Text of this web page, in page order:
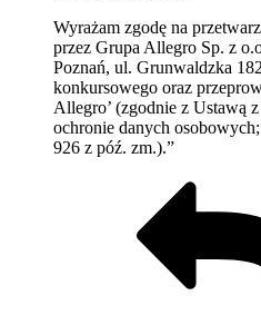
Wyrażam zgodę na
przez Grupa Allegro Sp. z
Poznań, ul. Grunwaldzka
konkursowego oraz
Allegro’ (zgodnie z Ustawą
ochronie danych
926 z póź. zm.).”